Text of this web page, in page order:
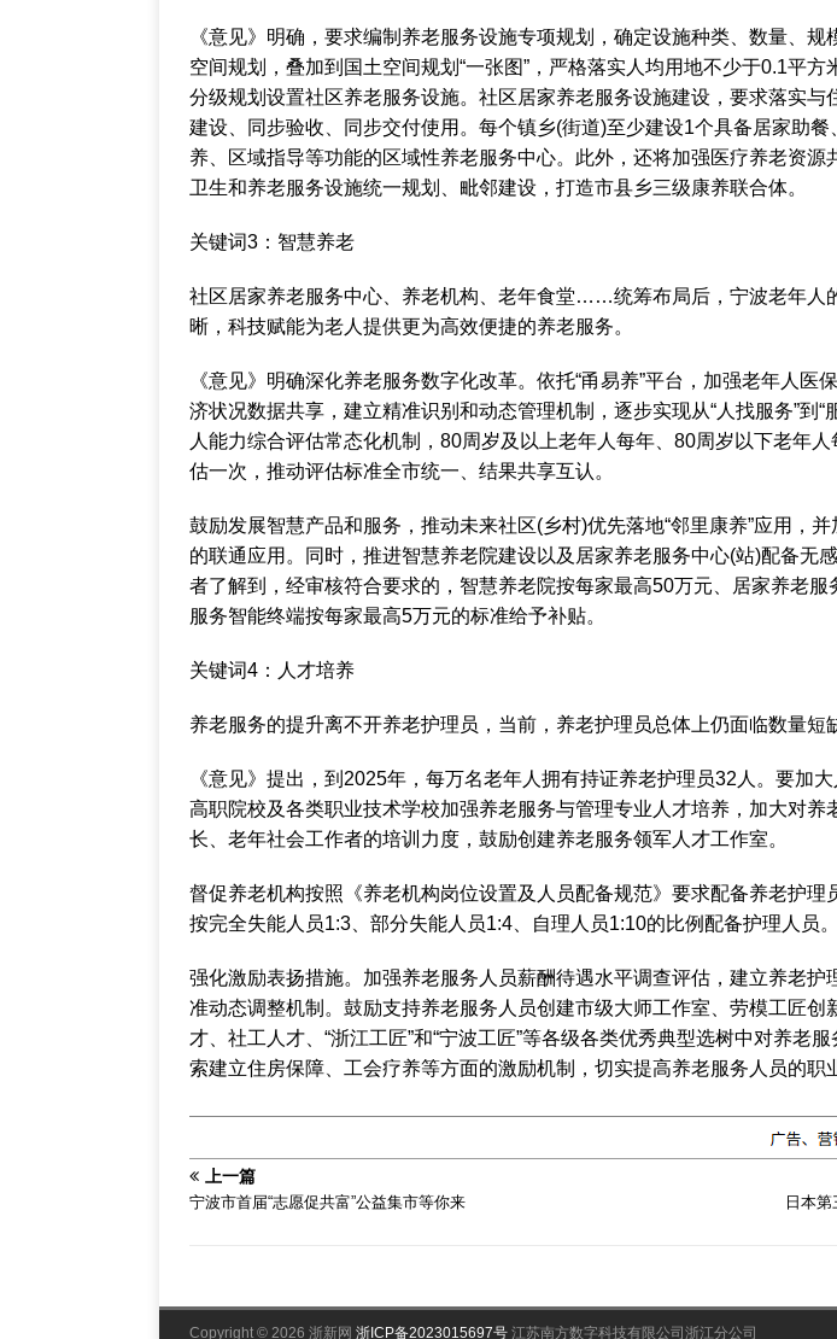
《意见》明确，要求编制养老服务设施专项规划，确定设施种类、数量、规
空间规划，叠加到国土空间规划“一张图”，严格落实人均用地不少于0.1平方
分级规划设置社区养老服务设施。社区居家养老服务设施建设，要求落实与
建设、同步验收、同步交付使用。每个镇乡(街道)至少建设1个具备居家助
养、区域指导等功能的区域性养老服务中心。此外，还将加强医疗养老资源
卫生和养老服务设施统一规划、毗邻建设，打造市县乡三级康养联合体。
关键词3：智慧养老
社区居家养老服务中心、养老机构、老年食堂……统筹布局后，宁波老年人
晰，科技赋能为老人提供更为高效便捷的养老服务。
《意见》明确深化养老服务数字化改革。依托“甬易养”平台，加强老年人医
济状况数据共享，建立精准识别和动态管理机制，逐步实现从“人找服务”到“
人能力综合评估常态化机制，80周岁及以上老年人每年、80周岁以下老年
估一次，推动评估标准全市统一、结果共享互认。
鼓励发展智慧产品和服务，推动未来社区(乡村)优先落地“邻里康养”应用，
的联通应用。同时，推进智慧养老院建设以及居家养老服务中心(站)配备无
者了解到，经审核符合要求的，智慧养老院按每家最高50万元、居家养老服
服务智能终端按每家最高5万元的标准给予补贴。
关键词4：人才培养
养老服务的提升离不开养老护理员，当前，养老护理员总体上仍面临数量短
《意见》提出，到2025年，每万名老年人拥有持证养老护理员32人。要加
高职院校及各类职业技术学校加强养老服务与管理专业人才培养，加大对养
长、老年社会工作者的培训力度，鼓励创建养老服务领军人才工作室。
督促养老机构按照《养老机构岗位设置及人员配备规范》要求配备养老护理
按完全失能人员1:3、部分失能人员1:4、自理人员1:10的比例配备护理人员。
强化激励表扬措施。加强养老服务人员薪酬待遇水平调查评估，建立养老护
准动态调整机制。鼓励支持养老服务人员创建市级大师工作室、劳模工匠创
才、社工人才、“浙江工匠”和“宁波工匠”等各级各类优秀典型选树中对养老
索建立住房保障、工会疗养等方面的激励机制，切实提高养老服务人员的职
上一篇
宁波市首届“志愿促共富”公益集市等你来 日本
Copyright © 2026 浙新网 浙ICP备2023015697号 江苏南方数字科技有限公司浙江分公司